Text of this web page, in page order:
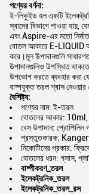
পণ্যের বর্ণনা:
ই-লিকুইড হল একটি
স্বাদের বিভাগে পাওয়া
এবং Aspire-এর মতো
বোতল আকারে E-LIQUID
করে।মূল উপাদানগুলি
উপাদানগুলিও উপস্থিত
উপভোগ করতে ব্যবহার করা
বাষ্পযুক্ত তরল শ্বাস
বৈশিষ্ট্য:
পণ্যের নাম: ই-তরল
বোতলের আকার:
বেস উপাদান: প্রোপিলিন
প্রস্তুতকারক:
নিকোটিনের প্রকার:
বোতলের ধরন: গ্লাস,
বাষ্পীকরণ_তরল
ইলেকট্রনিক_তরল
ইলেকট্রনিক_তরল_রস